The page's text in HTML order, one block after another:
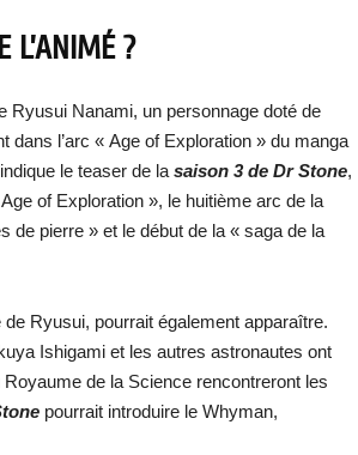
L’ANIMÉ ?
Ryusui Nanami, un personnage doté de
dans l’arc « Age of Exploration » du manga
le teaser de la saison 3 de Dr Stone,
of Exploration », le huitième arc de la
de pierre » et le début de la « saga de la
Ryusui, pourrait également apparaître.
Ishigami et les autres astronautes ont
de la Science rencontreront les
pourrait introduire le Whyman,